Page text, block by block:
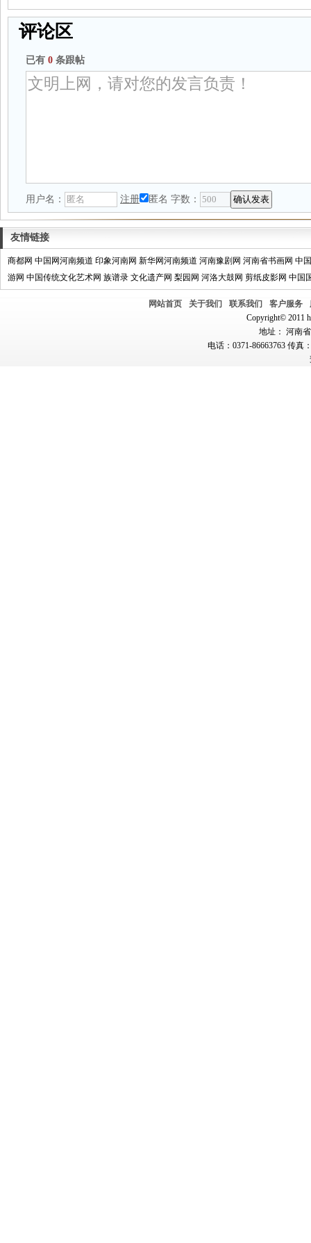
评论区
已有 0 条跟帖
用户名： 注册 匿名 字数：
友情链接
商都网 中国网河南频道 印象河南网 新华网河南频道 河南豫剧网 河南省书画网 中
游网 中国传统文化艺术网 族谱录 文化遗产网 梨园网 河洛大鼓网 剪纸皮影网 中国
网站首页 关于我们 联系我们 客户服务
Copyright© 2011
地址： 河南
电话：0371-86663763 传真